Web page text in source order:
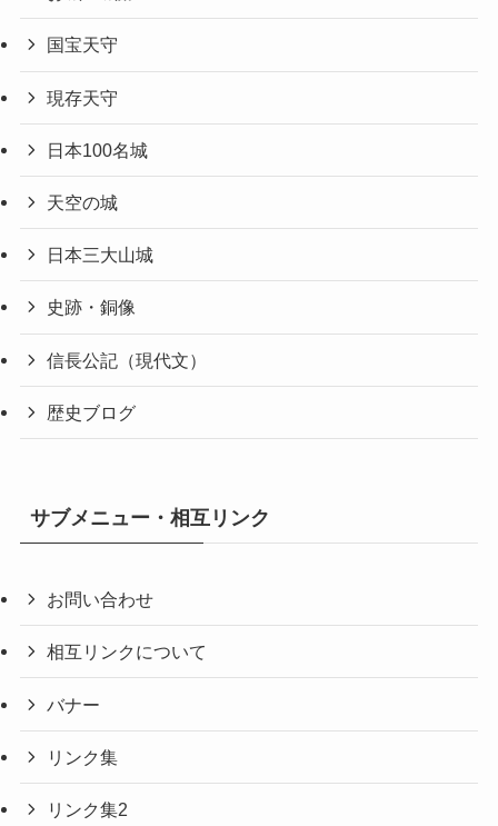
国宝天守
現存天守
日本100名城
天空の城
日本三大山城
史跡・銅像
信長公記（現代文）
歴史ブログ
サブメニュー・相互リンク
お問い合わせ
相互リンクについて
バナー
リンク集
リンク集2